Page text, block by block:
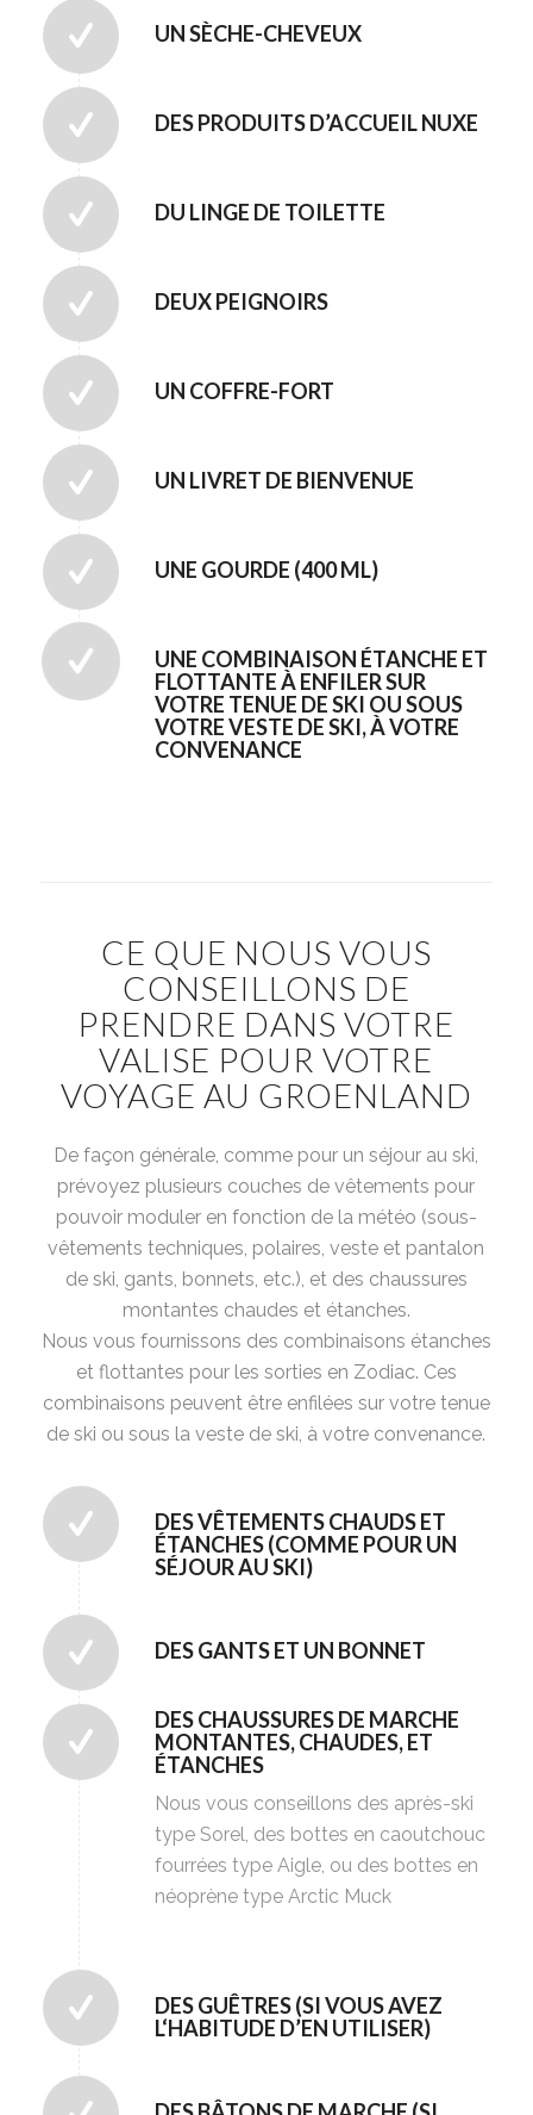
UN SÈCHE-CHEVEUX
DES PRODUITS D’ACCUEIL NUXE
DU LINGE DE TOILETTE
DEUX PEIGNOIRS
UN COFFRE-FORT
UN LIVRET DE BIENVENUE
UNE GOURDE (400 ML)
UNE COMBINAISON ÉTANCHE ET
FLOTTANTE À ENFILER SUR
VOTRE TENUE DE SKI OU SOUS
VOTRE VESTE DE SKI, À VOTRE
CONVENANCE
CE QUE NOUS VOUS
CONSEILLONS DE
PRENDRE DANS VOTRE
VALISE POUR VOTRE
VOYAGE AU GROENLAND
De façon générale, comme pour un séjour au ski,
prévoyez plusieurs couches de vêtements pour
pouvoir moduler en fonction de la météo (sous-
vêtements techniques, polaires, veste et pantalon
de ski, gants, bonnets, etc.), et des chaussures
montantes chaudes et étanches.
Nous vous fournissons des combinaisons étanches
et flottantes pour les sorties en Zodiac. Ces
combinaisons peuvent être enfilées sur votre tenue
de ski ou sous la veste de ski, à votre convenance.
DES VÊTEMENTS CHAUDS ET
ÉTANCHES (COMME POUR UN
SÉJOUR AU SKI)
DES GANTS ET UN BONNET
DES CHAUSSURES DE MARCHE
MONTANTES, CHAUDES, ET
ÉTANCHES
Nous vous conseillons des après-ski
type Sorel, des bottes en caoutchouc
fourrées type Aigle, ou des bottes en
néoprène type Arctic Muck
DES GUÊTRES (SI VOUS AVEZ
L‘HABITUDE D’EN UTILISER)